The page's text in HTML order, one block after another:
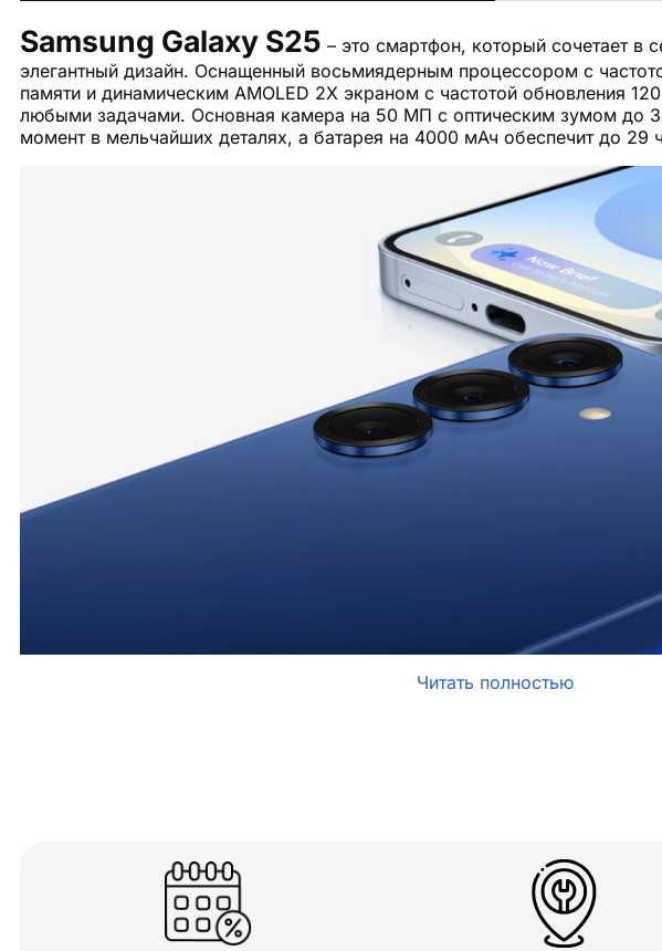
Samsung Galaxy S25 – это смартфон, который сочетает в
элегантный дизайн. Оснащенный восьмиядерным процессором с
памяти и динамическим AMOLED 2X экраном с частотой обновления
любыми задачами. Основная камера на 50 МП с оптическим зумом до
момент в мельчайших деталях, а батарея на 4000 мАч обеспечит до 29
Читать полностью